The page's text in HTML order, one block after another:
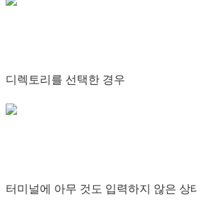
디렉토리를 선택한 경우
터미널에 아무 것도 입력하지 않은 상